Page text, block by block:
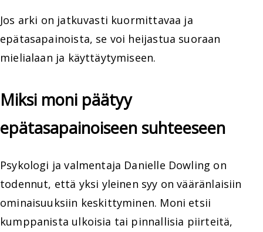
Jos arki on jatkuvasti kuormittavaa ja
epätasapainoista, se voi heijastua suoraan
mielialaan ja käyttäytymiseen.
Miksi moni päätyy
epätasapainoiseen suhteeseen
Psykologi ja valmentaja Danielle Dowling on
todennut, että yksi yleinen syy on vääränlaisiin
ominaisuuksiin keskittyminen. Moni etsii
kumppanista ulkoisia tai pinnallisia piirteitä,